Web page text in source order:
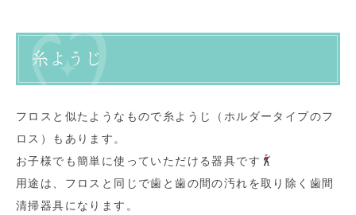
糸ようじ
フロスと似たようなもので糸ようじ（ホルダータイプのフ
ロス）もあります。
お子様でも簡単に使っていただける器具です
用途は、フロスと同じで歯と歯の間の汚れを取り除く歯間
清掃器具になります。